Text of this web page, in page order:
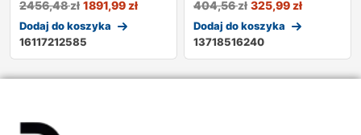
2456,48zł 1891,99zł
Dodaj do koszyka
16117212585
404,56zł 325,99zł
Dodaj do koszyka
13718516240